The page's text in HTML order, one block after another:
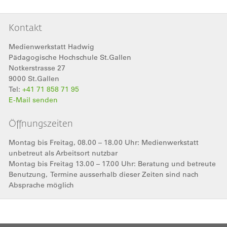
Kontakt
Medienwerkstatt Hadwig
Pädagogische Hochschule St.Gallen
Notkerstrasse 27
9000 St.Gallen
Tel: +41 71 858 71 95
E-Mail senden
Öffnungszeiten
Montag bis Freitag, 08.00 – 18.00 Uhr: Medienwerkstatt
unbetreut als Arbeitsort nutzbar
Montag bis Freitag 13.00 – 17.00 Uhr: Beratung und betreute
Benutzung, Termine ausserhalb dieser Zeiten sind nach
Absprache möglich